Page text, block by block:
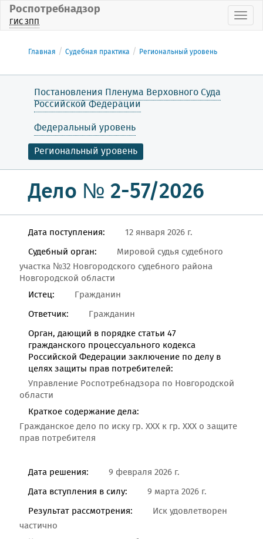
Роспотребнадзор
ГИС ЗПП
Главная Судебная практика Региональный уровень
Постановления Пленума Верховного Суда
Российской Федерации
Федеральный уровень
Региональный уровень
Дело № 2-57/2026
Дата поступления:
12 января 2026 г.
Судебный орган:
Мировой судья судебного
участка №32 Новгородского судебного района
Новгородской области
Истец:
Гражданин
Ответчик:
Гражданин
Орган, дающий в порядке статьи 47
гражданского процессуального кодекса
Российской Федерации заключение по делу в
целях защиты прав потребителей:
Управление Роспотребнадзора по Новгородской
области
Краткое содержание дела:
Гражданское дело по иску гр. ХХХ к гр. ХХХ о защите
прав потребителя
Дата решения:
9 февраля 2026 г.
Дата вступления в силу:
9 марта 2026 г.
Результат рассмотрения:
Иск удовлетворен
частично